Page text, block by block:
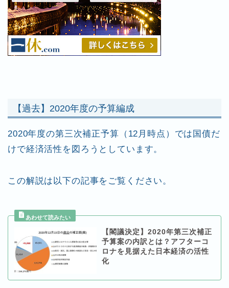
【過去】2020年度の予算編成
2020年度の第三次補正予算（12月時点）では国債だ
けで経済活性を図ろうとしています。
この解説は以下の記事をご覧ください。
【閣議決定】2020年第三次補正
予算案の内訳とは？アフターコ
ロナを見据えた日本経済の活性
化